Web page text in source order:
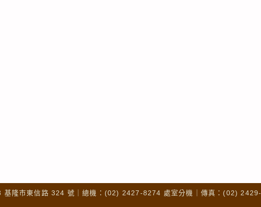
隆市東信路 324 號｜總機：(02) 2427-8274 處室分機｜傳真：(02) 2429-